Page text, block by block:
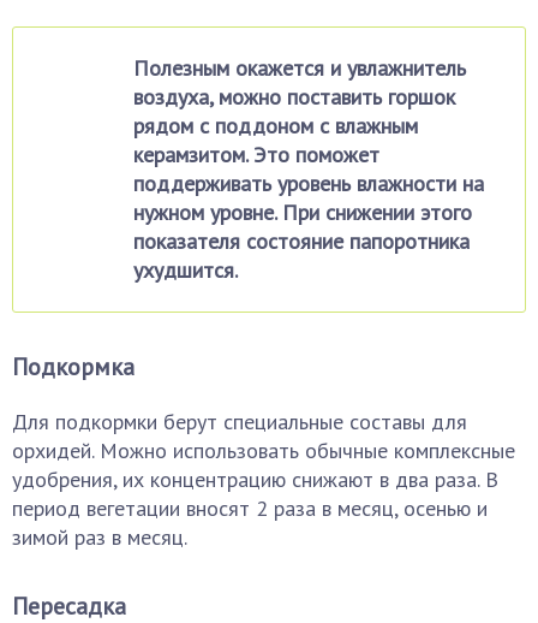
Полезным окажется и увлажнитель
воздуха, можно поставить горшок
рядом с поддоном с влажным
керамзитом. Это поможет
поддерживать уровень влажности на
нужном уровне. При снижении этого
показателя состояние папоротника
ухудшится.
Подкормка
Для подкормки берут специальные составы для
орхидей. Можно использовать обычные комплексные
удобрения, их концентрацию снижают в два раза. В
период вегетации вносят 2 раза в месяц, осенью и
зимой раз в месяц.
Пересадка